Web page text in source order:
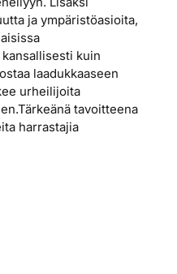
ja ympäristöasioita,
kuin
laadukkaaseen
urheilijoita
tavoitteena
harrastajia